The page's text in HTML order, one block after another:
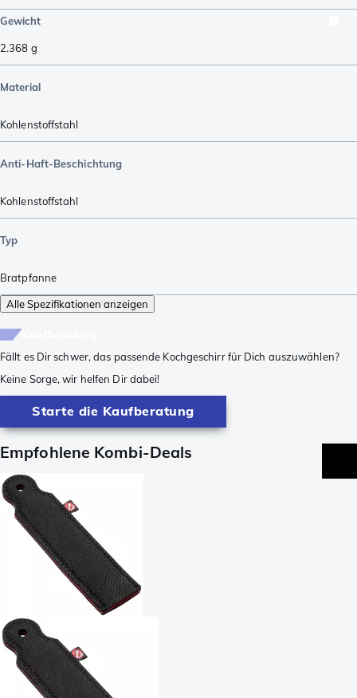
Gewicht
2.368 g
Material
Kohlenstoffstahl
Anti-Haft-Beschichtung
Kohlenstoffstahl
Typ
Bratpfanne
Alle Spezifikationen anzeigen
Fällt es Dir schwer, das passende Kochgeschirr für Dich auszuwählen?
Keine Sorge, wir helfen Dir dabei!
Starte die Kaufberatung
Empfohlene Kombi-Deals